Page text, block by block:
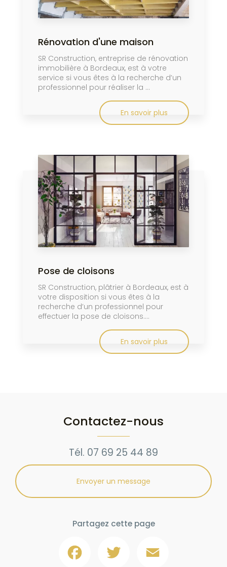
Rénovation d'une maison
SR Construction, entreprise de rénovation
immobilière à Bordeaux, est à votre
service si vous êtes à la recherche d’un
professionnel pour réaliser la ...
En savoir plus
Pose de cloisons
SR Construction, plâtrier à Bordeaux, est à
votre disposition si vous êtes à la
recherche d’un professionnel pour
effectuer la pose de cloisons....
En savoir plus
Contactez-nous
Tél. 07 69 25 44 89
Envoyer un message
Partagez cette page